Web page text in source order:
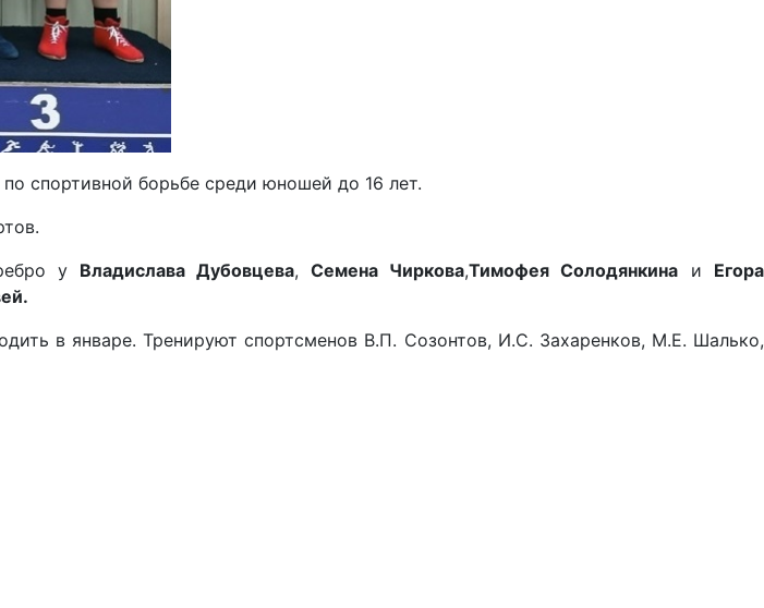
спортивной борьбе среди юношей до 16 лет.
у Владислава Дубовцева, Семена Чиркова,Тимофея Солодянкина и Егора
в январе. Тренируют спортсменов В.П. Созонтов, И.С. Захаренков, М.Е. Шалько,